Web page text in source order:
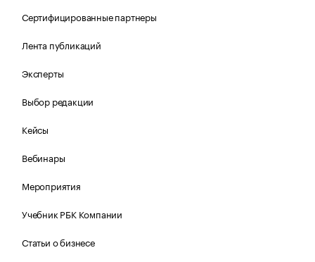
Сертифицированные партнеры
Лента публикаций
Эксперты
Выбор редакции
Кейсы
Вебинары
Мероприятия
Учебник РБК Компании
Статьи о бизнесе